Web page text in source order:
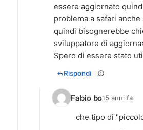
essere aggiornato
problema a safari
quindi bisognerebbe
sviluppatore di
Spero di essere stato
Rispondi
Fabio bo15 anni fa
che tipo di